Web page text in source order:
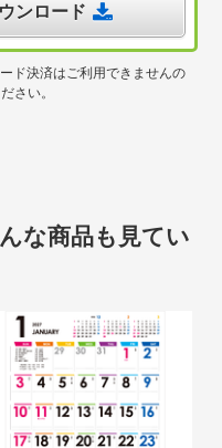
ンロード
ド決済はご利用できませんの
さい。
な商品も見てい